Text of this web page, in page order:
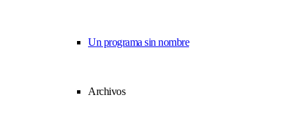
Un programa sin nombre
Archivos